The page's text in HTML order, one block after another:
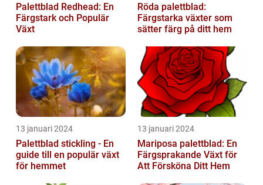
Palettblad Redhead: En
Färgstark och Populär
Växt
Röda palettblad:
Färgstarka växter som
sätter färg på ditt hem
13 januari 2024
Palettblad stickling - En
guide till en populär växt
för hemmet
13 januari 2024
Mariposa palettblad: En
Färgsprakande Växt för
Att Försköna Ditt Hem